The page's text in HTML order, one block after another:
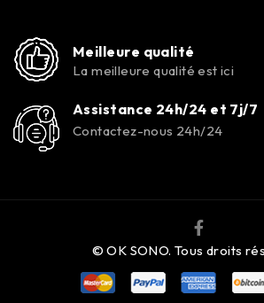
Meilleure qualité
La meilleure qualité est ici
Assistance 24h/24 et 7j/7
Contactez-nous 24h/24
© OK SONO. Tous droits